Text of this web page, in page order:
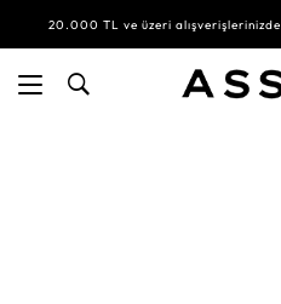
20.000 TL ve üzeri alışverişlerinizde